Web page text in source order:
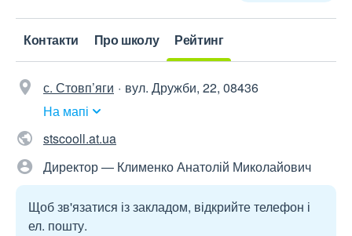
Контакти Про школу Рейтинг
с. Стовп’яги
вул. Дружби, 22, 08436
На мапі
stscooll.at.ua
Директор — Клименко Анатолій Миколайович
Щоб зв'язатися із закладом, відкрийте телефон і
ел. пошту.